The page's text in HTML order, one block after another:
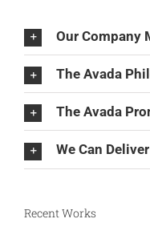
Our Company
The Avada
The Avada
We Can
Recent Works